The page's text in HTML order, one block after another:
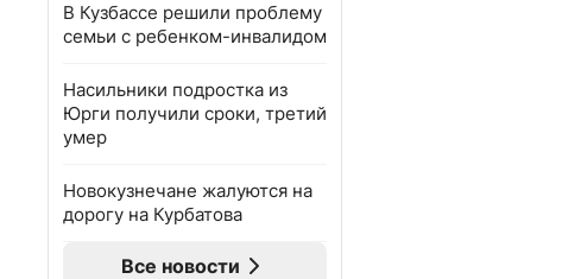
В Кузбассе решили проблему
семьи с ребенком-инвалидом
Насильники подростка из
Юрги получили сроки, третий
умер
Новокузнечане жалуются на
дорогу на Курбатова
Все новости